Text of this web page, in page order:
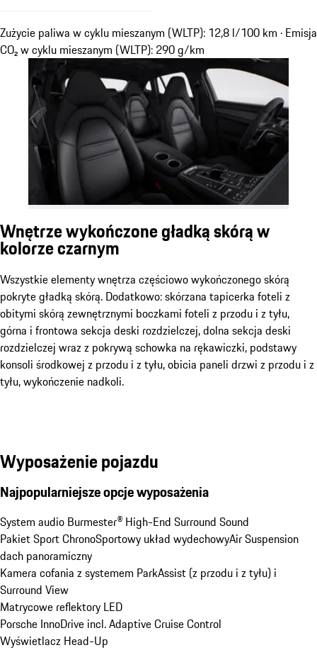
Zużycie paliwa w cyklu mieszanym (WLTP): 12,8 l/100 km · Emisja
CO₂ w cyklu mieszanym (WLTP): 290 g/km
Wnętrze wykończone gładką skórą w
kolorze czarnym
Wszystkie elementy wnętrza częściowo wykończonego skórą
pokryte gładką skórą. Dodatkowo: skórzana tapicerka foteli z
obitymi skórą zewnętrznymi boczkami foteli z przodu i z tyłu,
górna i frontowa sekcja deski rozdzielczej, dolna sekcja deski
rozdzielczej wraz z pokrywą schowka na rękawiczki, podstawy
konsoli środkowej z przodu i z tyłu, obicia paneli drzwi z przodu i z
tyłu, wykończenie nadkoli.
Wyposażenie pojazdu
Najpopularniejsze opcje wyposażenia
System audio Burmester® High-End Surround Sound
Pakiet Sport ChronoSportowy układ wydechowyAir Suspension
dach panoramiczny
Kamera cofania z systemem ParkAssist (z przodu i z tyłu) i
Surround View
Matrycowe reflektory LED
Porsche InnoDrive incl. Adaptive Cruise Control
Wyświetlacz Head-Up